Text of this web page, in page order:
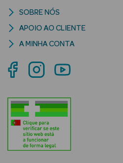
Solares Bebé e
Criança
Ver Tudo
Cosmética
Rosto
SOBRE NÓS
APOIO AO CLIENTE
A MINHA CONTA